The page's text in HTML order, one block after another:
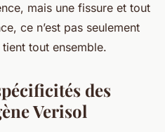
mais une fissure et tout
ce n’est pas seulement
tient tout ensemble.
des
Verisol